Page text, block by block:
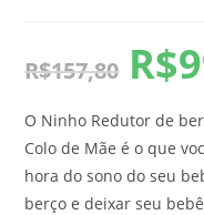
R$157,80 R$
O Ninho Redutor de
Colo de Mãe é o que
hora do sono do seu
berço e deixar seu